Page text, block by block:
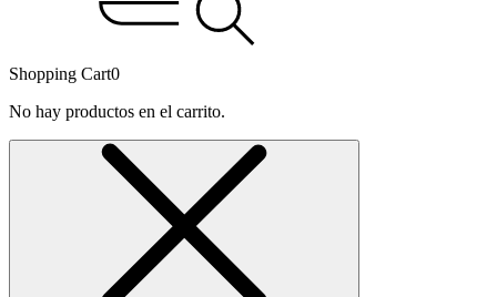
Shopping Cart0
No hay productos en el carrito.